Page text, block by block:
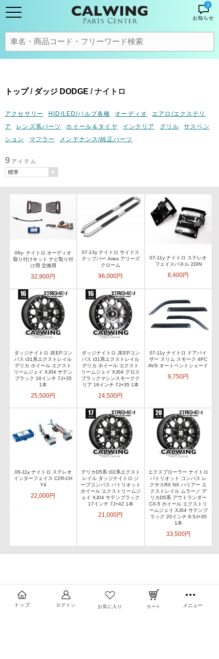
!
お知らせ
トップ/ ダッジ DODGE / ナイトロ
アクセサリー HID/LED/バルブ各種 オーディオ
エアロ/エクステリ
ア
レンズ系パーツ ホイール＆タイヤ インテリア グリル
サスペン
ション
マフラー メンテナンス/純正パーツ
9 アイテム
06y- ナイトロ オーディオ
取り付けキット ナビ取り付
け用 交換用
32,900円
07-13y ナイトロ サイドス
テップバー Aries アリーズ
クローム
96,000円
07-11y ナイトロ ステレオ
フェイスパネル 2DIN
6,400円
ダッジナイトロ JEEPコン
パス t31系エクストレイル
デリカ ホイール エクスト
リームジェイ XJ04 サテン
ブラック 16インチ 7J+35
1本
25,500円
ダッジナイトロ JEEPコン
パス t31系エクストレイル
デリカ ホイール エクスト
リームジェイ XJ04 グロス
ブラックマシンスモークク
リア 16インチ 7J+35 1本
24,500円
07-11y ナイトロ ドアバイ
ザー スリム スモーク 4PC
AVS オートベントシェード
9,750円
06-11y ナイトロ ステレオ
インターフェイス C2R-CH
Y4
22,000円
デリカD5系 t32系エクスト
レイル ダッジナイトロ ジ
ープコンパス パトリオット
ホイール エクストリームジ
ェイ XJ04 サテンブラック
17インチ 7J+42 1本
21,000円
エクスプローラー ナイトロ
パトリオット コンパス レ
クサスRX NX ハリアー エ
クストレイル ムラーノ デ
リカD5系 アウトランダー
CX-5 ホイール エクストリ
ームジェイ XJ04 サテンブ
ラック 20インチ 8.5J+35
1本
33,500円
トップ ログイン お気に入り カート メニュー